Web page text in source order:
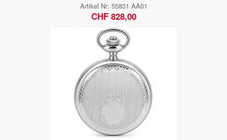
Artikel Nr: 55831 AA01
CHF 828,00